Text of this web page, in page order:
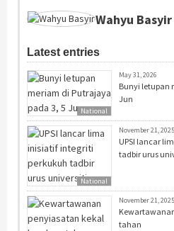
Wahyu Basyir
Latest entries
National
May 31, 2026
Bunyi letupan
Jun
National
November 21, 2025
UPSI lancar
tadbir urus
November 21, 2025
tahan